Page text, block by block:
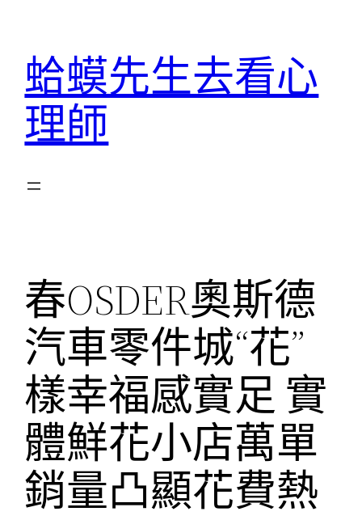
蛤蟆先生去看心
理師
春OSDER奧斯德
汽車零件城“花”
樣幸福感實足 實
體鮮花小店萬單
銷量凸顯花費熱